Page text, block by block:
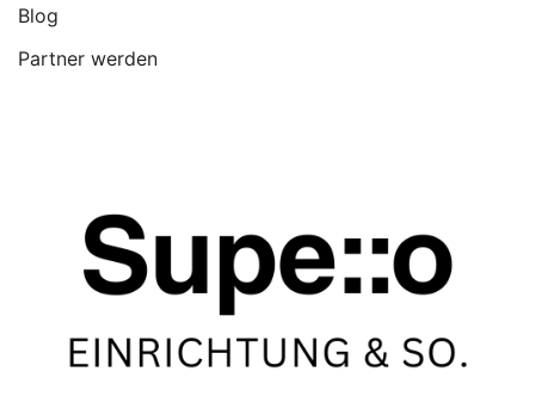
Blog
Partner werden